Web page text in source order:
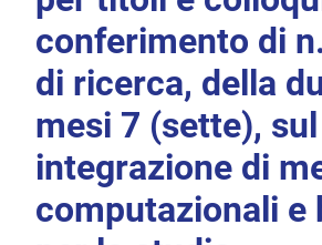
conferimento di
di ricerca, della
mesi 7 (sette),
integrazione di
computazionali e